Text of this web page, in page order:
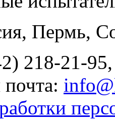
Пермь,
218-21-